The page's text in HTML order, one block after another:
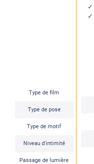
Type de film
Type de pose
Type de motif
Niveau d'intimité
Passage de lumière